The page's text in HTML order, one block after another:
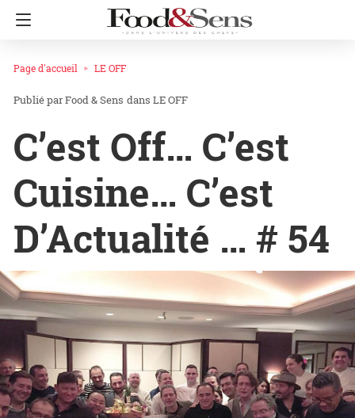
Page d'accueil LE OFF
Food & Sens dans LE OFF
C’est Off… C’est
Cuisine… C’est
D’Actualité … # 54